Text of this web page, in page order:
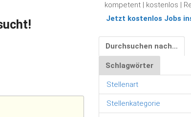
kompetent | kostenlos |
Jetzt kostenlos Jobs
Durchsuchen nach…
Schlagwörter
Stellenart
Stellenkategorie